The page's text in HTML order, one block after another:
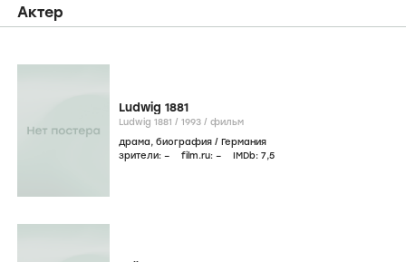
Актер
Ludwig 1881
Ludwig 1881 / 1993 / фильм
драма, биография / Германия
зрители: – film.ru: – IMDb: 7,5